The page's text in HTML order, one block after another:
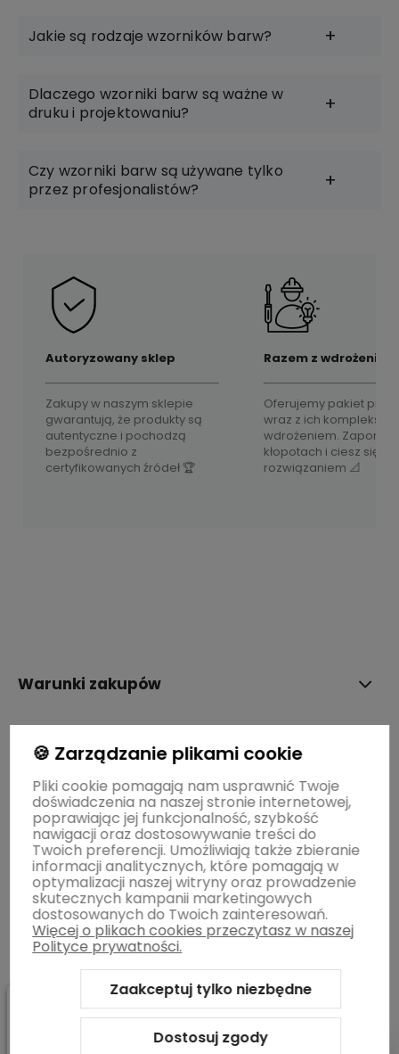
Jakie są rodzaje wzorników barw?
Dlaczego wzorniki barw są ważne w
druku i projektowaniu?
Czy wzorniki barw są używane tylko
przez profesjonalistów?
Autoryzowany sklep
Zakupy w naszym sklepie
gwarantują, że produkty są
autentyczne i pochodzą
bezpośrednio z
certyfikowanych źródeł 🏆
Razem z wdrożeniem
Oferujemy pakiet
wraz z ich
wdrożeniem.
kłopotach i ciesz się
rozwiązaniem 📐
Warunki zakupów
STREFY MAREK
BLOG
Informacje o sklepie
Sklep internetowy Shoper.pl Szablon Shoper Modern 3.0™
GrowCommerce
🍪 Zarządzanie plikami cookie
Pliki cookie pomagają nam usprawnić Twoje
doświadczenia na naszej stronie internetowej,
poprawiając jej funkcjonalność, szybkość
nawigacji oraz dostosowywanie treści do
Twoich preferencji. Umożliwiają także zbieranie
informacji analitycznych, które pomagają w
optymalizacji naszej witryny oraz prowadzenie
skutecznych kampanii marketingowych
dostosowanych do Twoich zainteresowań.
Więcej o plikach cookies przeczytasz w naszej
Polityce prywatności.
Zaakceptuj tylko niezbędne
Dostosuj zgody